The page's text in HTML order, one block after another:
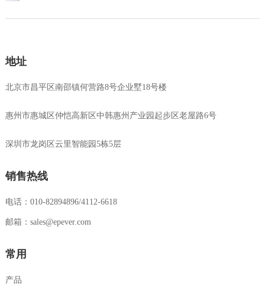
地址
北京市昌平区南邵镇何营路8号企业墅18号楼
惠州市惠城区仲恺高新区中韩惠州产业园起步区老屋路6号
深圳市龙岗区云里智能园5栋5层
销售热线
电话：010-82894896/4112-6618
邮箱：sales@epever.com
常用
产品